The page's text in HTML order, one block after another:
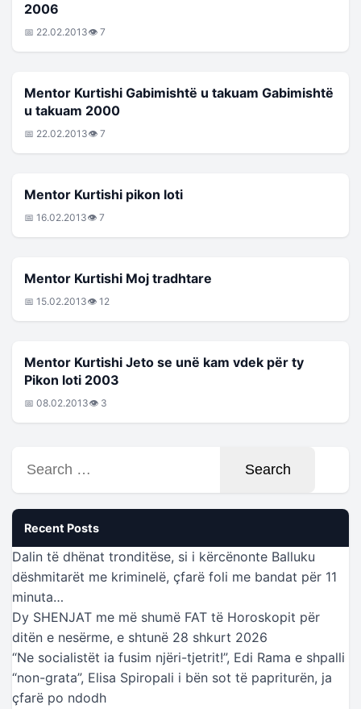
2006
📅 22.02.2013👁 7
MENTOR KURTISHI
Mentor Kurtishi Gabimishtë u takuam Gabimishtë
u takuam 2000
📅 22.02.2013👁 7
MENTOR KURTISHI Mentor Kurtishi pikon loti
📅 16.02.2013👁 7
MENTOR KURTISHI Mentor Kurtishi Moj tradhtare
📅 15.02.2013👁 12
MENTOR KURTISHI
Mentor Kurtishi Jeto se unë kam vdek për ty
Pikon loti 2003
📅 08.02.2013👁 3
for:
Recent Posts
Dalin të dhënat tronditëse, si i kërcënonte Balluku
dëshmitarët me kriminelë, çfarë foli me bandat për 11
minuta…
Dy SHENJAT me më shumë FAT të Horoskopit për
ditën e nesërme, e shtunë 28 shkurt 2026
“Ne socialistët ia fusim njëri-tjetrit!”, Edi Rama e shpalli
“non-grata”, Elisa Spiropali i bën sot të papriturën, ja
çfarë po ndodh